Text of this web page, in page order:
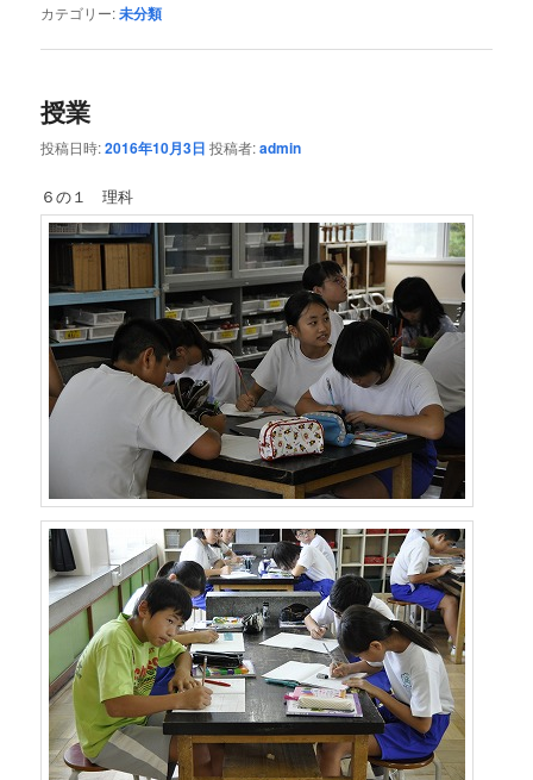
カテゴリー:未分類
授業
投稿日時:2016年10月3日 投稿者:admin
６の１ 理科